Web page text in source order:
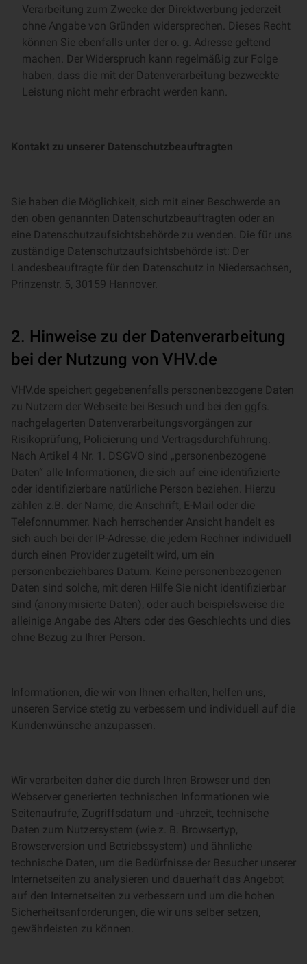
Verarbeitung zum Zwecke der Direktwerbung jederzeit
ohne Angabe von Gründen widersprechen. Dieses Recht
können Sie ebenfalls unter der o. g. Adresse geltend
machen. Der Widerspruch kann regelmäßig zur Folge
haben, dass die mit der Datenverarbeitung bezweckte
Leistung nicht mehr erbracht werden kann.
Kontakt zu unserer Datenschutzbeauftragten
Sie haben die Möglichkeit, sich mit einer Beschwerde an
den oben genannten Datenschutzbeauftragten oder an
eine Datenschutzaufsichtsbehörde zu wenden. Die für uns
zuständige Datenschutzaufsichtsbehörde ist: Der
Landesbeauftragte für den Datenschutz in Niedersachsen,
Prinzenstr. 5, 30159 Hannover.
2. Hinweise zu der Datenverarbeitung
bei der Nutzung von VHV.de
VHV.de speichert gegebenenfalls personenbezogene Daten
zu Nutzern der Webseite bei Besuch und bei den ggfs.
nachgelagerten Datenverarbeitungsvorgängen zur
Risikoprüfung, Policierung und Vertragsdurchführung.
Nach Artikel 4 Nr. 1. DSGVO sind „personenbezogene
Daten“ alle Informationen, die sich auf eine identifizierte
oder identifizierbare natürliche Person beziehen. Hierzu
zählen z.B. der Name, die Anschrift, E-Mail oder die
Telefonnummer. Nach herrschender Ansicht handelt es
sich auch bei der IP-Adresse, die jedem Rechner individuell
durch einen Provider zugeteilt wird, um ein
personenbeziehbares Datum. Keine personenbezogenen
Daten sind solche, mit deren Hilfe Sie nicht identifizierbar
sind (anonymisierte Daten), oder auch beispielsweise die
alleinige Angabe des Alters oder des Geschlechts und dies
ohne Bezug zu Ihrer Person.
Informationen, die wir von Ihnen erhalten, helfen uns,
unseren Service stetig zu verbessern und individuell auf die
Kundenwünsche anzupassen.
Wir verarbeiten daher die durch Ihren Browser und den
Webserver generierten technischen Informationen wie
Seitenaufrufe, Zugriffsdatum und -uhrzeit, technische
Daten zum Nutzersystem (wie z. B. Browsertyp,
Browserversion und Betriebssystem) und ähnliche
technische Daten, um die Bedürfnisse der Besucher unserer
Internetseiten zu analysieren und dauerhaft das Angebot
auf den Internetseiten zu verbessern und um die hohen
Sicherheitsanforderungen, die wir uns selber setzen,
gewährleisten zu können.